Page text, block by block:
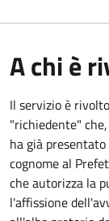
A chi è
Il servizio è
"richiedente"
ha già
cognome al
che autorizza la
l'affissione